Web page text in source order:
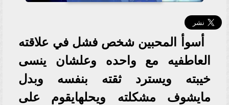
أسوأ المحبين شخص فشل في علاقته
العاطفيه مع واحده وعلشان ينسى
خيبته ويسترد ثقته بنفسه وبدل
مايشوف مشكلته ويحلهايقوم على